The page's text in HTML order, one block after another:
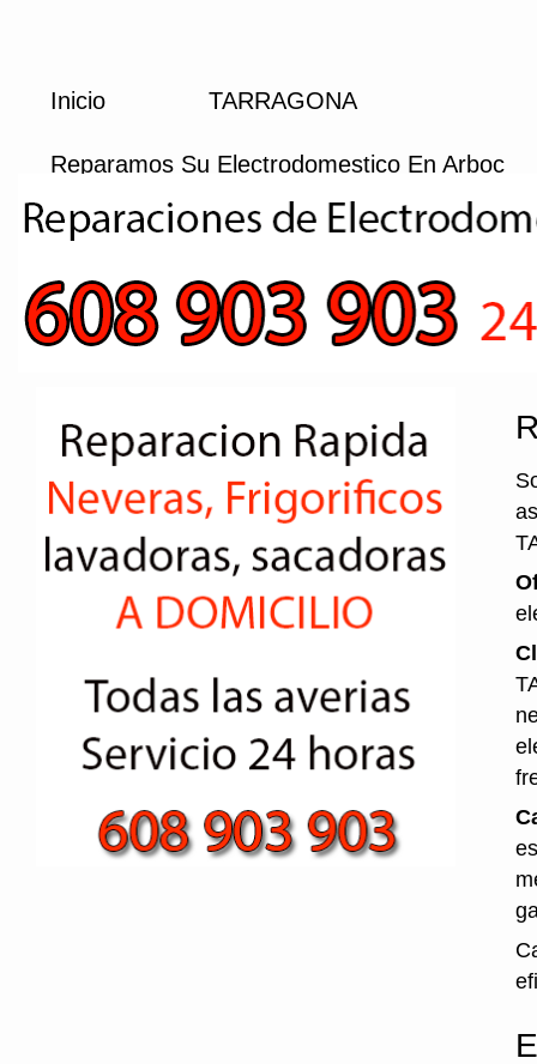
Inicio TARRAGONA
Reparamos Su Electrodomestico En Arboc